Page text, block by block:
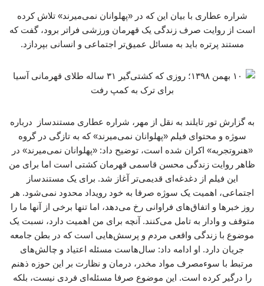
شراره عطاری با بیان این که در «پهلوانان نمی‌میرند» تلاش کرده
است از روایت صرف زندگی یک قهرمان ورزشی فراتر برود، گفت که
مستند پرتره باید به مسائل عمیق‌تر اجتماعی و انسانی بپردازد.
به گزارش تور تایلند به نقل از مهر، شراره عطاری مستندساز درباره
سوژه و محتوای فیلم «پهلوانان نمی‌میرند» که به تازگی در گروه
«هنروتجربه» اکران شده است، توضیح داد: «پهلوانان نمی‌میرند» در
ظاهر روایت زندگی محسن قاسمی قهرمان کشتی است اما برای من
این فیلم از دغدغه‌ای قدیمی‌تر آغاز شد. برای یک مستندساز
اجتماعی، اهمیت یک سوژه صرفا به خود رویداد محدود نمی‌شود. هر
روز خبرها و اتفاق‌های فراوانی رخ می‌دهد، اما تنها برخی از آنها ما را
متوقف و وادار به تامل می‌کنند. آنچه برای من اهمیت دارد، نسبت یک
موضوع با زندگی واقعی مردم و پرسش‌هایی است که در بطن جامعه
جریان دارد. او ادامه داد: سال‌هاست مسئله اعتیاد و چالش‌های
مرتبط با سوءمصرف مواد مخدر، درمان و نظارت بر این حوزه ذهنم
را درگیر کرده است. این موضوع صرفا مسئله‌ای فردی نیست، بلکه